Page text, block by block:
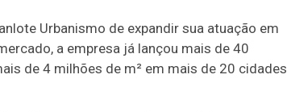
Urbanismo de expandir sua atuação em
a empresa já lançou mais de 40
de 4 milhões de m² em mais de 20 cidades